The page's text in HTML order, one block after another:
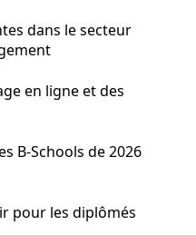
dans le secteur
en ligne et des
B-Schools de 2026
pour les diplômés